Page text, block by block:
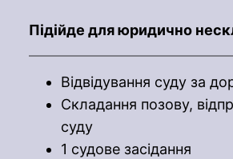
Підійде для юридично
Відвідування суду за
Складання позову,
суду
1 судове засідання